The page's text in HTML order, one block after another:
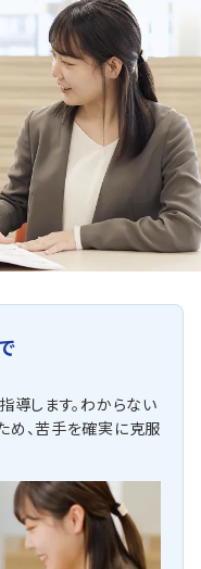
導します。わからない
め、苦手を確実に克服